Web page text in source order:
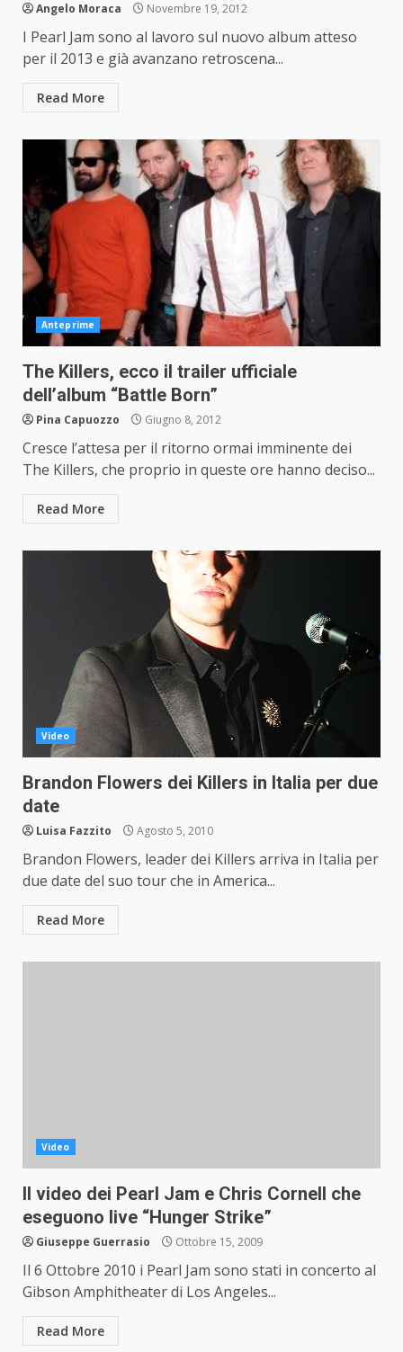
Angelo Moraca Novembre 19, 2012
I Pearl Jam sono al lavoro sul nuovo album atteso
per il 2013 e già avanzano retroscena...
Read More
Anteprime
The Killers, ecco il trailer ufficiale
dell’album “Battle Born”
Pina Capuozzo Giugno 8, 2012
Cresce l’attesa per il ritorno ormai imminente dei
The Killers, che proprio in queste ore hanno deciso...
Read More
Video
Brandon Flowers dei Killers in Italia per due
date
Luisa Fazzito Agosto 5, 2010
Brandon Flowers, leader dei Killers arriva in Italia per
due date del suo tour che in America...
Read More
Video
Il video dei Pearl Jam e Chris Cornell che
eseguono live “Hunger Strike”
Giuseppe Guerrasio Ottobre 15, 2009
Il 6 Ottobre 2010 i Pearl Jam sono stati in concerto al
Gibson Amphitheater di Los Angeles...
Read More